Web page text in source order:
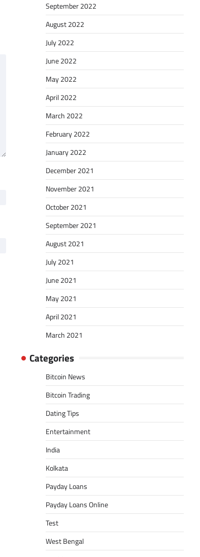
September 2022
August 2022
July 2022
June 2022
May 2022
April 2022
March 2022
February 2022
January 2022
December 2021
November 2021
October 2021
September 2021
August 2021
July 2021
June 2021
May 2021
April 2021
March 2021
Categories
Bitcoin News
Bitcoin Trading
Dating Tips
Entertainment
India
Kolkata
Payday Loans
Payday Loans Online
Test
West Bengal